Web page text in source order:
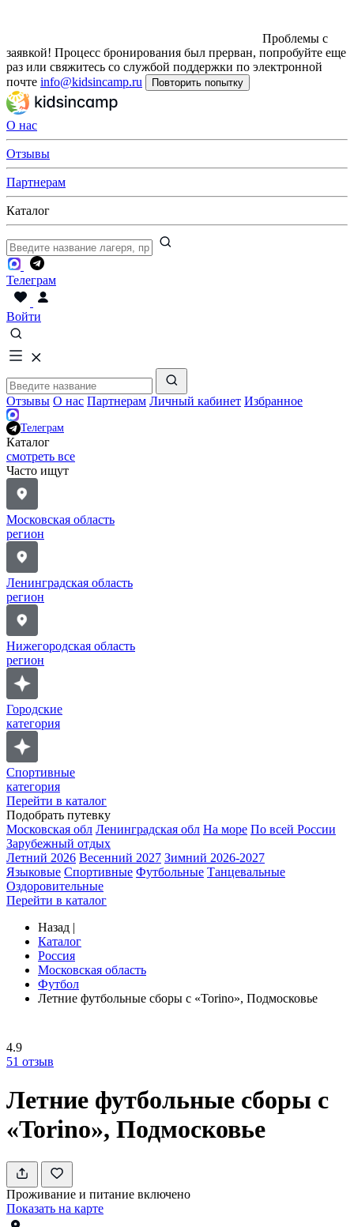
Проблемы с
заявкой! Процесс бронирования был прерван, попробуйте еще
раз или свяжитесь со службой поддержки по электронной
почте info@kidsincamp.ru Повторить попытку
О нас
Отзывы
Партнерам
Каталог
Телеграм
Войти
Отзывы О нас Партнерам Личный кабинет Избранное
Телеграм
Каталог
смотреть все
Часто ищут
Московская область
регион
Ленинградская область
регион
Нижегородская область
регион
Городские
категория
Спортивные
категория
Перейти в каталог
Подобрать путевку
Московская обл Ленинградская обл На море По всей России
Зарубежный отдых
Летний 2026 Весенний 2027 Зимний 2026-2027
Языковые Спортивные Футбольные Танцевальные
Оздоровительные
Перейти в каталог
Назад |
Каталог
Россия
Московская область
Футбол
Летние футбольные сборы с «Torino», Подмосковье
4.9
51 отзыв
Летние футбольные сборы с
«Torino», Подмосковье
Проживание и питание включено
Показать на карте